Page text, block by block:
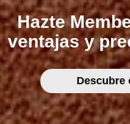
Hazte
ventajas y
Descubre